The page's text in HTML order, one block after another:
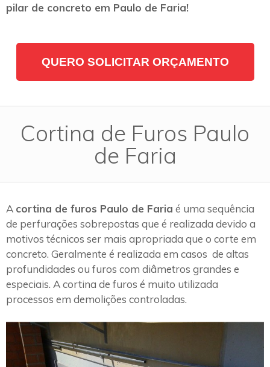
pilar de concreto em Paulo de Faria!
QUERO SOLICITAR ORÇAMENTO
Cortina de Furos Paulo
de Faria
A cortina de furos Paulo de Faria é uma sequência
de perfurações sobrepostas que é realizada devido a
motivos técnicos ser mais apropriada que o corte em
concreto. Geralmente é realizada em casos de altas
profundidades ou furos com diâmetros grandes e
especiais. A cortina de furos é muito utilizada
processos em demolições controladas.